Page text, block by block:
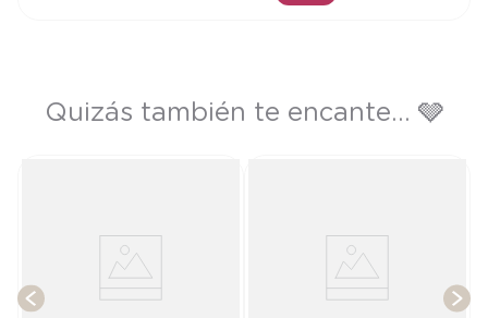
AÑADIR AL CARRITO
Quizás también te encante... 🩶